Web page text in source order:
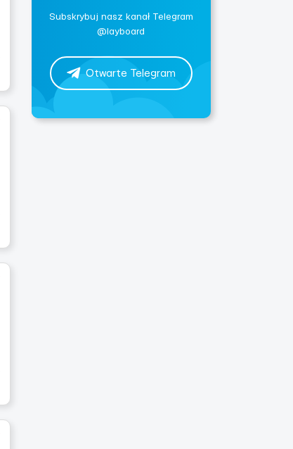
Subskrybuj nasz kanał Telegram
@layboard
Otwarte Telegram